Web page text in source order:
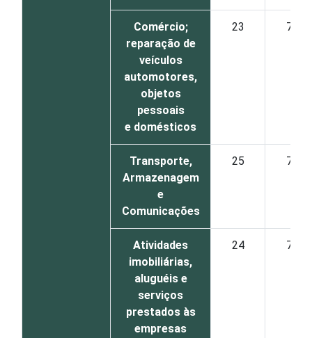
Comércio;
reparação de
veículos
automotores,
objetos
pessoais
e domésticos
23 77
Transporte,
Armazenagem
e
Comunicações
25 75
Atividades
imobiliárias,
aluguéis e
serviços
prestados às
empresas
24 76